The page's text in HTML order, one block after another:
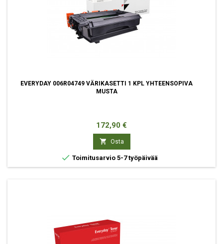
EVERYDAY 006R04749 VÄRIKASETTI 1 KPL YHTEENSOPIVA
MUSTA
Hinta
172,90 €
 Osta
 Toimitusarvio 5-7 työpäivää